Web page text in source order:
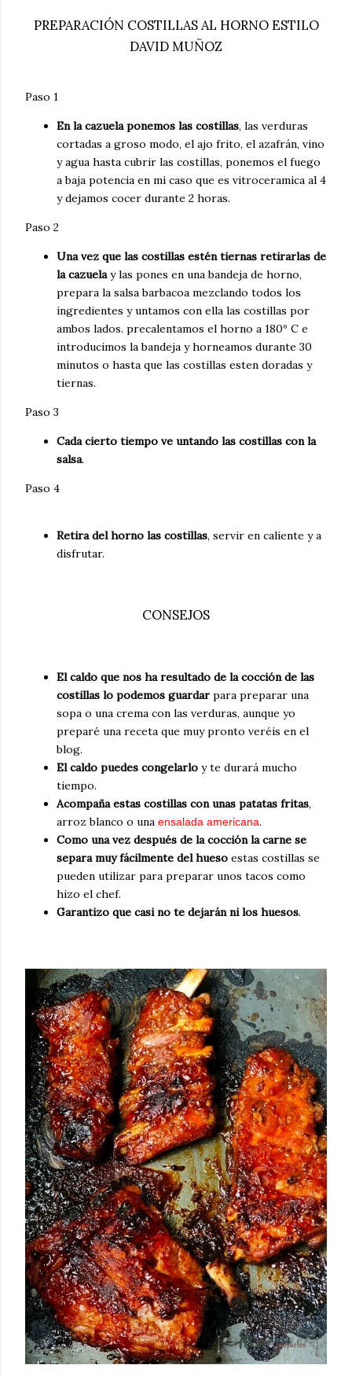
PREPARACIÓN COSTILLAS AL HORNO ESTILO
DAVID MUÑOZ
Paso 1
En la cazuela ponemos las costillas, las verduras
cortadas a groso modo, el ajo frito, el azafrán, vino
y agua hasta cubrir las costillas, ponemos el fuego
a baja potencia en mi caso que es vitroceramica al 4
y dejamos cocer durante 2 horas.
Paso 2
Una vez que las costillas estén tiernas retirarlas de
la cazuelay las pones en una bandeja de horno,
prepara la salsa barbacoa mezclando todos los
ingredientes y untamos con ella las costillas por
ambos lados. precalentamos el horno a 180º C e
introducimos la bandeja y horneamos durante 30
minutos o hasta que las costillas esten doradas y
tiernas.
Paso 3
Cada cierto tiempo ve untando las costillas con la
salsa.
Paso 4
Retira del horno las costillas, servir en caliente y a
disfrutar.
CONSEJOS
El caldo que nos ha resultado de la cocción de las
costillas lo podemos guardar para preparar una
sopa o una crema con las verduras, aunque yo
preparé una receta que muy pronto veréis en el
blog.
El caldo puedes congelarlo y te durará mucho
tiempo.
Acompaña estas costillas con unas patatas fritas,
arroz blanco o una ensalada americana.
Como una vez después de la cocción la carne se
separa muy fácilmente del hueso estas costillas se
pueden utilizar para preparar unos tacos como
hizo el chef.
Garantizo que casi no te dejarán ni los huesos.